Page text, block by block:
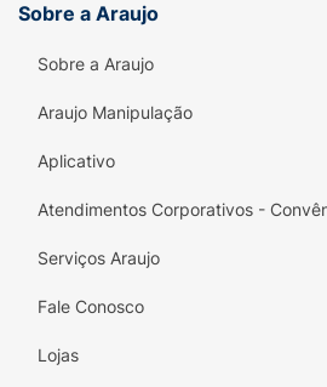
Sobre a Araujo
Sobre a Araujo
Araujo Manipulação
Aplicativo
Atendimentos Corporativos -
Serviços Araujo
Fale Conosco
Lojas